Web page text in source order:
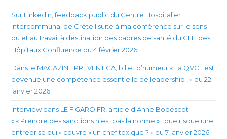
Sur LinkedIn, feedback public du Centre Hospitalier
Intercommunal de Créteil suite à ma conférence sur le sens
du et au travail à destination des cadres de santé du GHT des
Hôpitaux Confluence du 4 février 2026
Dans le MAGAZINE PREVENTICA, billet d’humeur « La QVCT est
devenue une compétence essentielle de leadership ! » du 22
janvier 2026
Interview dans LE FIGARO.FR, article d’Anne Bodescot
« « Prendre des sanctions n’est pas la norme » : que risque une
entreprise qui « couvre » un chef toxique ? » du 7 janvier 2026